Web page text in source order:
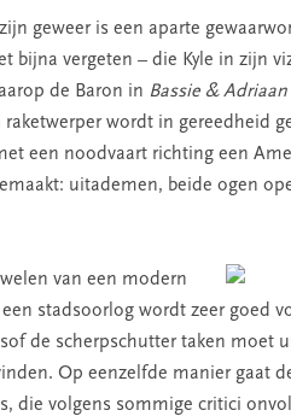
geweer is een aparte
bijna vergeten – die Kyle in zijn
de Baron in Bassie & Adriaan
wordt in gereedheid
een noodvaart richting een
uitademen, beide ogen
van een modern
stadsoorlog wordt zeer goed
de scherpschutter taken moet
Op eenzelfde manier gaat
die volgens sommige critici